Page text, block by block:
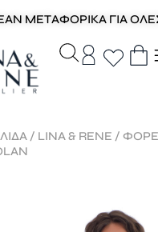
ΜΕΤΑΦΟΡΙΚΑ ΓΙΑ
/ LINA & RENE /